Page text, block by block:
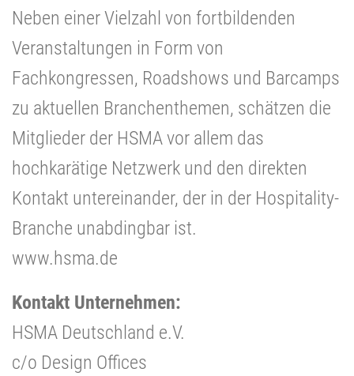
Neben einer Vielzahl von fortbildenden
Veranstaltungen in Form von
Fachkongressen, Roadshows und Barcamps
zu aktuellen Branchenthemen, schätzen die
Mitglieder der HSMA vor allem das
hochkarätige Netzwerk und den direkten
Kontakt untereinander, der in der Hospitality-
Branche unabdingbar ist.
www.hsma.de
Kontakt Unternehmen:
HSMA Deutschland e.V.
c/o Design Offices